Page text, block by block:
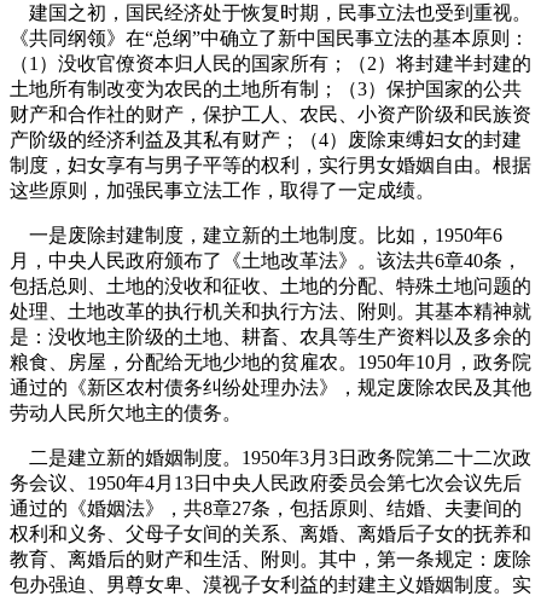
建国之初，国民经济处于恢复时期，民事立法也受到重视。
《共同纲领》在“总纲”中确立了新中国民事立法的基本原则：
（1 ）没收官僚资本归人民的国家所有；（2）将封建半封建的
土地所有制改变为农民的土地所有制；（3）保护国家的公共
财产和合作社的财产，保护工人、农民、小资产阶级和民族资
产阶级的经济利益及其私有财产；（4）废除束缚妇女的封建
制度，妇女享有与男子平等的权利，实行男女婚姻自由。根据
这些原则，加强民事立法工作，取得了一定成绩。
一是废除封建制度，建立新的土地制度。比如， 1950年6
月，中央人民政府颁布了《土地改革法》。该法共6章40条，
包括总则、土地的没收和征收、土地的分配、特殊土地问题的
处理、土地改革的执行机关和执行方法、附则。其基本精神就
是：没收地主阶级的土地、耕畜、农具等生产资料以及多余的
粮食、房屋，分配给无地少地的贫雇农。 1950年10月，政务院
通过的《新区农村债务纠纷处理办法》，规定废除农民及其他
劳动人民所欠地主的债务。
二是建立新的婚姻制度。 1950年3月 3日 政务院第二十二次政
务会议、 1950年4月 13日 中央人民政府委员会第七次会议先后
通过的《婚姻法》，共8章27条，包括原则、结婚、夫妻间的
权利和义务、父母子女间的关系、离婚、离婚后子女的抚养和
教育、离婚后的财产和生活、附则。其中，第一条规定：废除
包办强迫、男尊女卑、漠视子女利益的封建主义婚姻制度。实